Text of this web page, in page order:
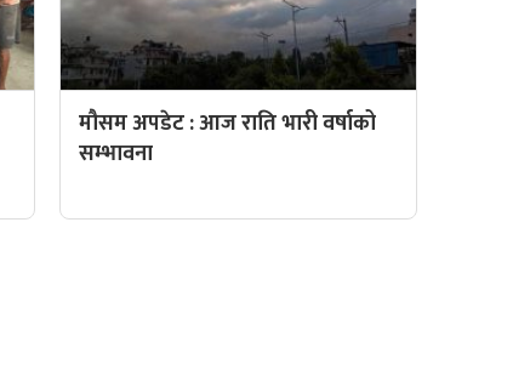
मौसम अपडेट : आज राति भारी वर्षाको
सम्भावना